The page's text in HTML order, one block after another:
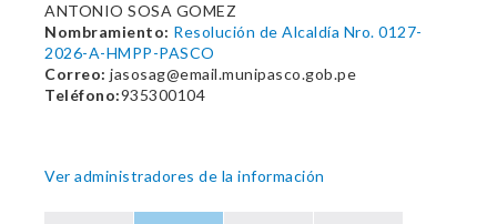
ANTONIO SOSA GOMEZ
Nombramiento: Resolución de Alcaldía Nro. 0127-
2026-A-HMPP-PASCO
Correo: jasosag@email.munipasco.gob.pe
Teléfono:935300104
Ver administradores de la información